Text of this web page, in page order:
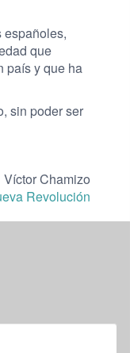
españoles,
que
país y que ha
sin poder ser
Víctor Chamizo
Revolución